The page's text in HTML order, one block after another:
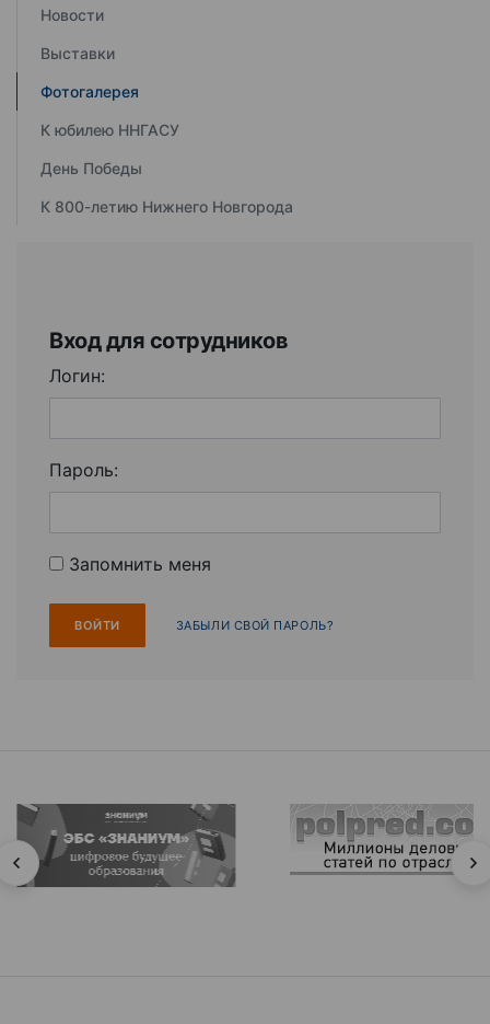
Новости
Выставки
Фотогалерея
К юбилею ННГАСУ
День Победы
К 800-летию Нижнего Новгорода
Вход для сотрудников
Логин:
Пароль:
Запомнить меня
ЗАБЫЛИ СВОЙ ПАРОЛЬ?